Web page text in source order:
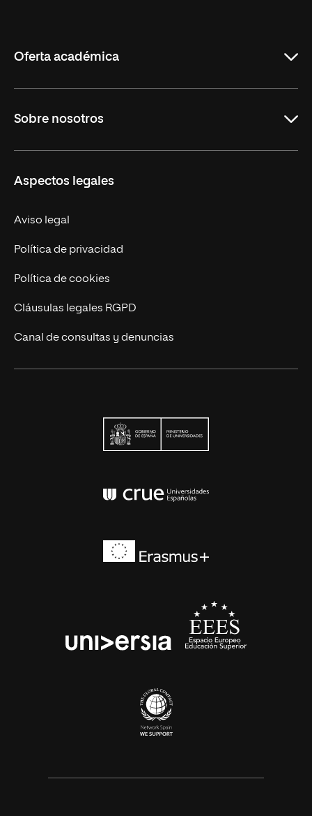
Oferta académica
Formación Continua
Sobre nosotros
Trabaja en UNIR
Actualidad
Contáctanos
Aspectos legales
Aviso legal
Política de privacidad
Política de cookies
Cláusulas legales RGPD
Canal de consultas y denuncias